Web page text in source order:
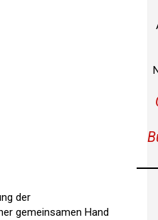
der
gemeinsamen Hand